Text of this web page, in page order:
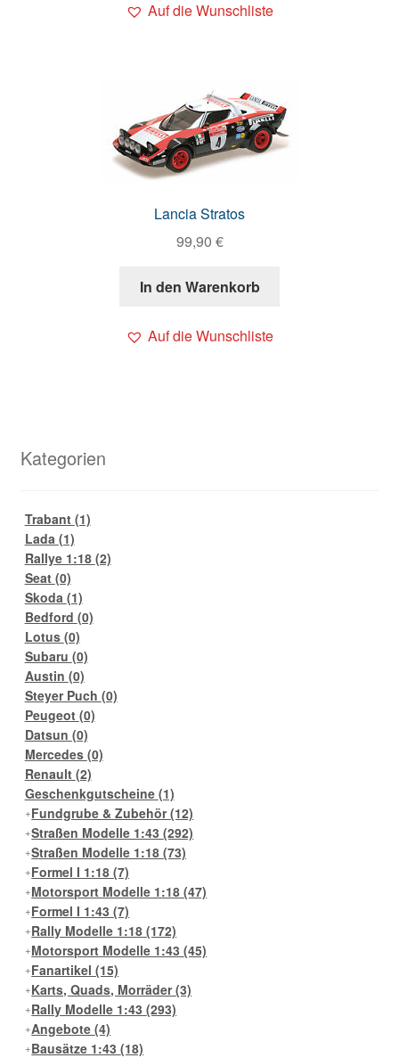
Auf die Wunschliste
Lancia Stratos
99,90 €
In den Warenkorb
Auf die Wunschliste
Kategorien
Trabant (1)
Lada (1)
Rallye 1:18 (2)
Seat (0)
Skoda (1)
Bedford (0)
Lotus (0)
Subaru (0)
Austin (0)
Steyer Puch (0)
Peugeot (0)
Datsun (0)
Mercedes (0)
Renault (2)
Geschenkgutscheine (1)
Fundgrube & Zubehör(12)
Straßen Modelle 1:43(292)
Straßen Modelle 1:18(73)
Formel I 1:18(7)
Motorsport Modelle 1:18(47)
Formel I 1:43(7)
Rally Modelle 1:18(172)
Motorsport Modelle 1:43(45)
Fanartikel(15)
Karts, Quads, Morräder(3)
Rally Modelle 1:43(293)
Angebote(4)
Bausätze 1:43(18)